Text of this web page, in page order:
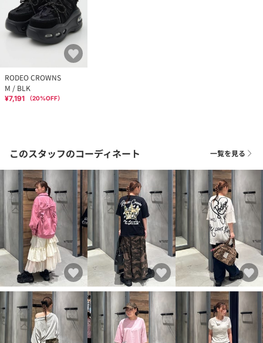
RODEO CROWNS
M / BLK
¥7,191 （20%OFF）
このスタッフのコーディネート 一覧を見る